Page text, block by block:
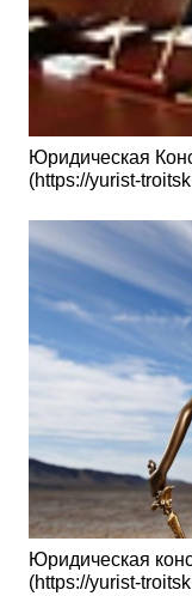
Юридическая
(https://yurist-
Юридическая
(https://yurist-